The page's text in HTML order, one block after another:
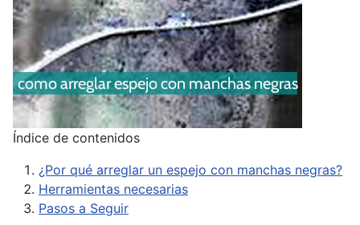
Índice de contenidos
¿Por qué arreglar un espejo con manchas negras?
Herramientas necesarias
Pasos a Seguir